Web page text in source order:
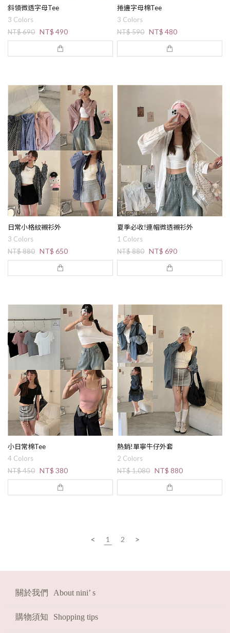
斜領微透字母Tee
3 Colors
NT$ 690 NT$ 490
捲邊字母棉Tee
3 Colors
NT$ 590 NT$ 480
日常小格紋襯衫外
3 Colors
NT$ 880 NT$ 650
夏季必收!連帽微透襯衫外
1 Colors
NT$ 880 NT$ 690
小日常棉Tee
4 Colors
NT$ 450 NT$ 380
熱銷!單寧牛仔外套
2 Colors
NT$ 1,080 NT$ 880
< 1 2 >
關於我們 About nini’ s
購物須知 Shopping tips